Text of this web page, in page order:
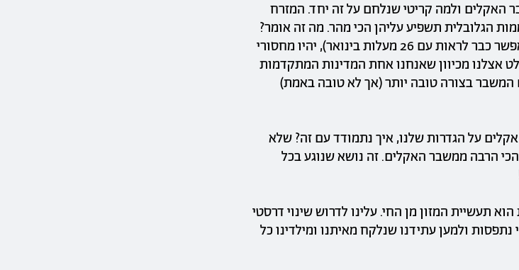
האקלים ולמה קריטי שנלחם על זה יחד. המזרח
שההתחממות הגלובלית תשפיע עליהן הכי מהר. מה זה אומר?
שיהיה כאן חם וקר בקיצוניות (כמו שאפשר כבר לראות עם 26 מעלות בינואר), יהיו מחסורי
אצלנו מכיוון שאנחנו אחת המדינות המתקדמות
המשבר בצורה טובה יותר (אך לא טובה באמת)
אקלים על הגדרות שלנו, איך נתמודד עם זה? שלא
הכי הרבה ממשבר האקלים. זה נושא שנוגע בכל
הוא תעשיית המזון מן החי. עלינו לדרוש שינוי דרסטי
ולמען עתידנו שנלקח מאיתנו ומילדינו כל